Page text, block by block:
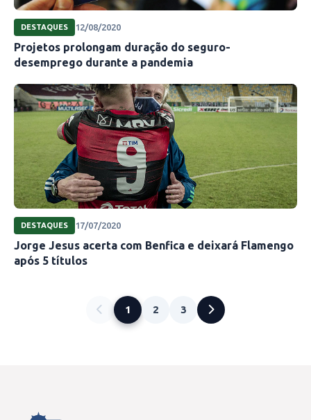
DESTAQUES 12/08/2020
Projetos prolongam duração do seguro-
desemprego durante a pandemia
DESTAQUES 17/07/2020
Jorge Jesus acerta com Benfica e deixará Flamengo
após 5 títulos
1 2 3